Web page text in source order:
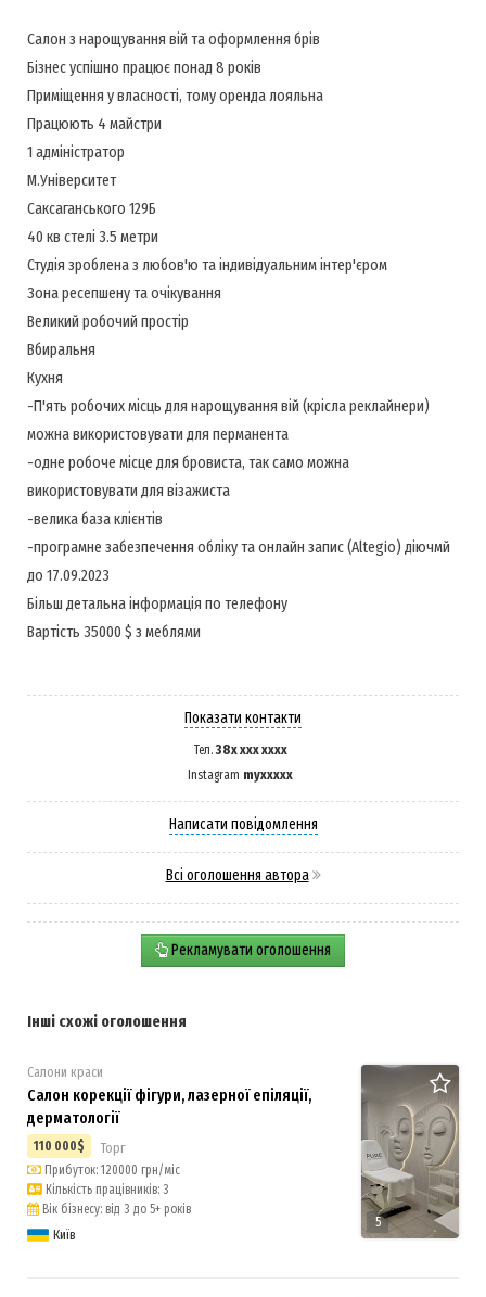
Салон з нарощування вій та оформлення брів
Бізнес успішно працює понад 8 років
Приміщення у власності, тому оренда лояльна
Працюють 4 майстри
1 адміністратор
М.Університет
Саксаганського 129Б
40 кв стелі 3.5 метри
Студія зроблена з любов'ю та індивідуальним інтер'єром
Зона ресепшену та очікування
Великий робочий простір
Вбиральня
Кухня
-П'ять робочих місць для нарощування вій (крісла реклайнери)
можна використовувати для перманента
-одне робоче місце для бровиста, так само можна
використовувати для візажиста
-велика база клієнтів
-програмне забезпечення обліку та онлайн запис (Altegio) діючмй
до 17.09.2023
Більш детальна інформація по телефону
Вартість 35000 $ з меблями
Показати контакти
Тел.38x xxx xxxx
Instagram myxxxxx
Написати повідомлення
Всі оголошення автора
Рекламувати оголошення
Інші схожі оголошення
5
Салони краси
Салон корекції фігури, лазерної епіляції,
дерматології
110 000$ Торг
Прибуток: 120000 грн/міс
Кількість працівників: 3
Вік бізнесу: від 3 до 5+ років
Київ